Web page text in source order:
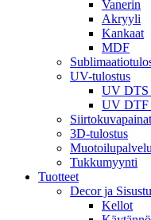
Vanerin
Akryyli
Kankaat
MDF
UV-tulostus
UV DTS
UV DTF
3D-tulostus
Tukkumyynti
Tuotteet
Decor ja
Kellot